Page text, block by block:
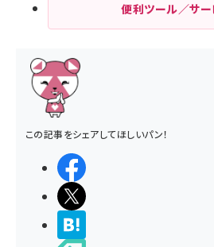
便利ツール／サ
この記事をシェアしてほしいパン！